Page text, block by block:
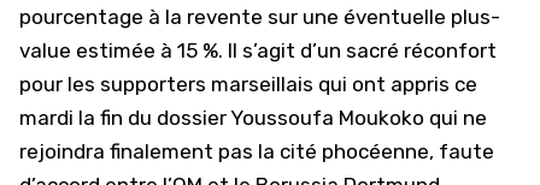
pourcentage à la revente sur une éventuelle plus-
value estimée à 15 %. Il s’agit d’un sacré réconfort
pour les supporters marseillais qui ont appris ce
mardi la fin du dossier Youssoufa Moukoko qui ne
rejoindra finalement pas la cité phocéenne, faute